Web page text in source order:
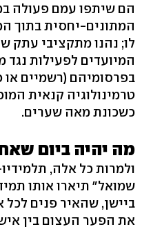
הם שיתפו עמם פעולה
המתונים-יחסית בתוך
לו; נהנו מתקציבי עתק
המיועדים לפעילות
בפרסומיהם (רשמיים
טרמינולוגיה קנאית
כשכונת מאה שערים.
מה יהיה ביום
ולמרות כל אלה,
שמואל" תיארו אותו
ביישן, שהאיר פנים לכל
את הפער העצום בין